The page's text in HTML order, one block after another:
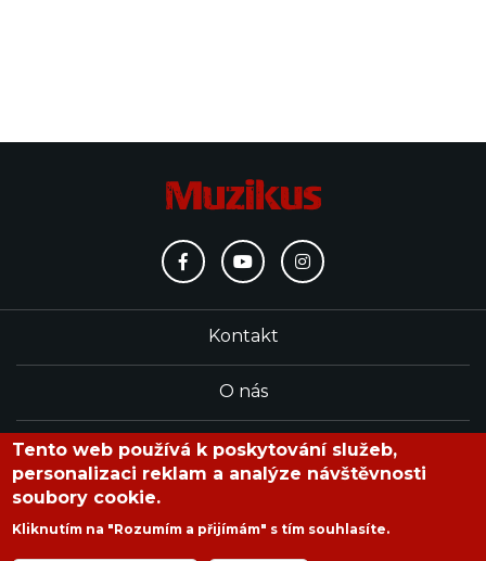
Kontakt
O nás
Redakce
Tento web používá k poskytování služeb,
personalizaci reklam a analýze návštěvnosti
soubory cookie.
Kliknutím na "Rozumím a přijímám" s tím souhlasíte.